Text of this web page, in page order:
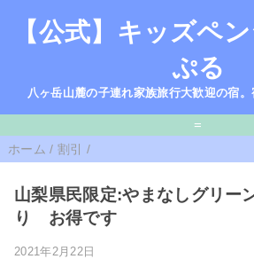
【公式】キッズペ
ぷる
八ヶ岳山麓の子連れ家族旅行大歓迎の宿
=
ホーム / 割引 /
山梨県民限定:やまなしグリー
り お得です
2021年2月22日